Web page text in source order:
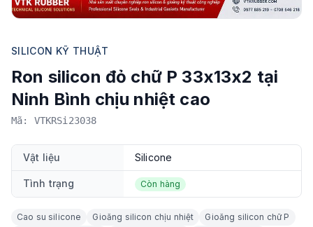
SILICON KỸ THUẬT
Ron silicon đỏ chữ P 33x13x2 tại
Ninh Bình chịu nhiệt cao
Mã: VTKRSi23038
Vật liệu Silicone
Tình trạng Còn hàng
Cao su silicone Gioăng silicon chịu nhiệt
Gioăng silicon chữ P